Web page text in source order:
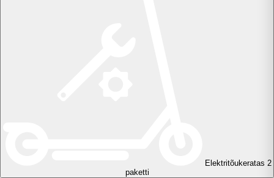
Elektritõukeratas 2
paketti